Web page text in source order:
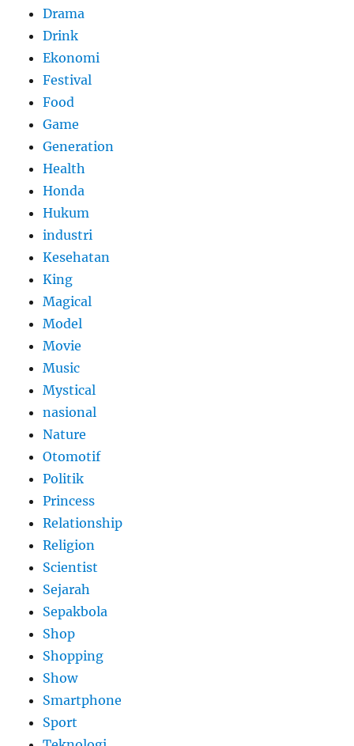
Drama
Drink
Ekonomi
Festival
Food
Game
Generation
Health
Honda
Hukum
industri
Kesehatan
King
Magical
Model
Movie
Music
Mystical
nasional
Nature
Otomotif
Politik
Princess
Relationship
Religion
Scientist
Sejarah
Sepakbola
Shop
Shopping
Show
Smartphone
Sport